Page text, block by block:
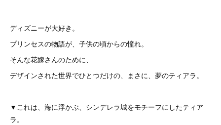
ディズニーが大好き。
プリンセスの物語が、子供の頃からの憧れ。
そんな花嫁さんのために、
デザインされた世界でひとつだけの、まさに、夢のティアラ。
▼これは、海に浮かぶ、シンデレラ城をモチーフにしたティア
ラ。